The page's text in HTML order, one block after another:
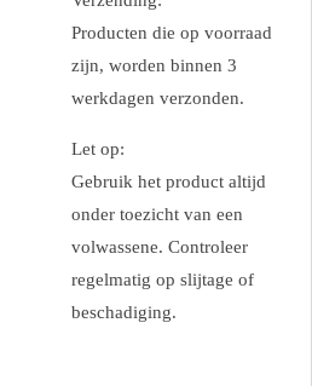
Producten die op voorraad
zijn, worden binnen 3
werkdagen verzonden.
Let op:
Gebruik het product altijd
onder toezicht van een
volwassene. Controleer
regelmatig op slijtage of
beschadiging.